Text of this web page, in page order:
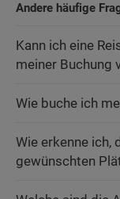
Andere häufige
Kann ich eine
meiner Buchung
Wie buche ich
Wie erkenne ich,
gewünschten